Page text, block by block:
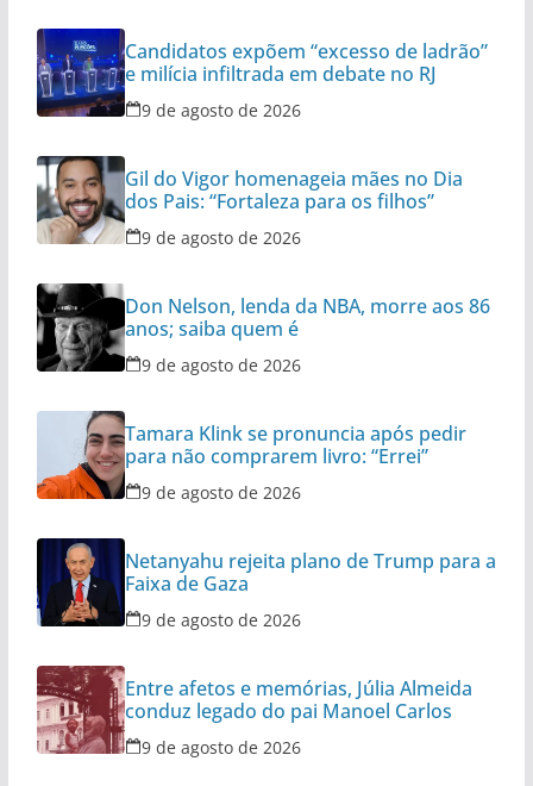
Candidatos expõem “excesso de ladrão”
e milícia infiltrada em debate no RJ
9 de agosto de 2026
Gil do Vigor homenageia mães no Dia
dos Pais: “Fortaleza para os filhos”
9 de agosto de 2026
Don Nelson, lenda da NBA, morre aos 86
anos; saiba quem é
9 de agosto de 2026
Tamara Klink se pronuncia após pedir
para não comprarem livro: “Errei”
9 de agosto de 2026
Netanyahu rejeita plano de Trump para a
Faixa de Gaza
9 de agosto de 2026
Entre afetos e memórias, Júlia Almeida
conduz legado do pai Manoel Carlos
9 de agosto de 2026